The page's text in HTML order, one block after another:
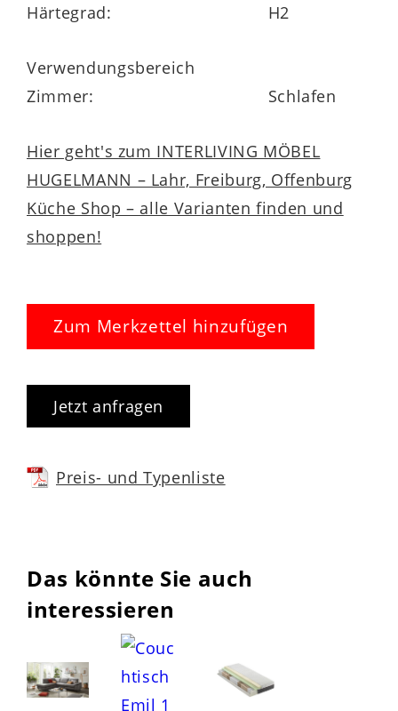
Härtegrad:
H2
Verwendungsbereich
Zimmer:
Schlafen
Hier geht's zum INTERLIVING MÖBEL
HUGELMANN – Lahr, Freiburg, Offenburg
Küche Shop – alle Varianten finden und
shoppen!
Zum Merkzettel hinzufügen
Jetzt anfragen
Preis- und Typenliste
Das könnte Sie auch
interessieren